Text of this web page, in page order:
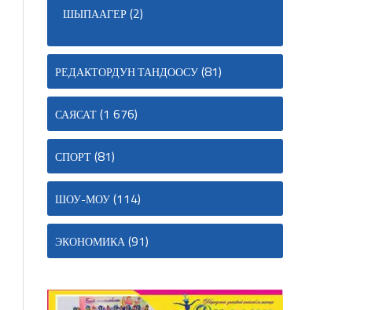
ШЫПААГЕР(2)
РЕДАКТОРДУН ТАНДООСУ(81)
САЯСАТ(1 676)
СПОРТ(81)
ШОУ-МОУ(114)
ЭКОНОМИКА(91)